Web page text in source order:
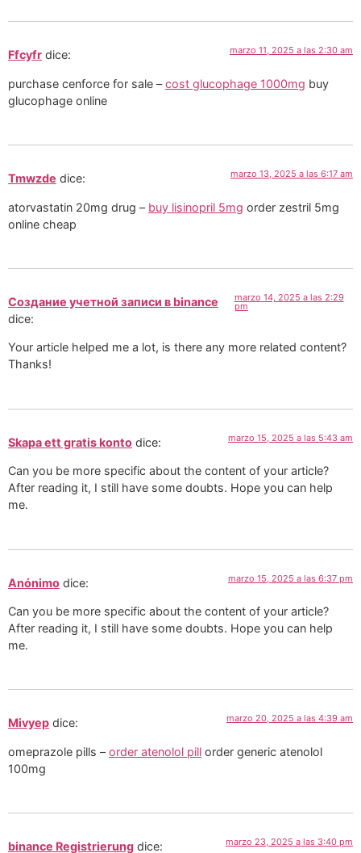
Ffcyfr dice: marzo 11, 2025 a las 2:30 am
purchase cenforce for sale –cost glucophage 1000mg buy
glucophage online
Tmwzde dice: marzo 13, 2025 a las 6:17 am
atorvastatin 20mg drug – buy lisinopril 5mg order zestril 5mg
online cheap
Создание учетной записи в binance
dice:
marzo 14, 2025 a las 2:29
pm
Your article helped me a lot, is there any more related content?
Thanks!
Skapa ett gratis konto dice: marzo 15, 2025 a las 5:43 am
Can you be more specific about the content of your article?
After reading it, I still have some doubts. Hope you can help
me.
Anónimo dice: marzo 15, 2025 a las 6:37 pm
Can you be more specific about the content of your article?
After reading it, I still have some doubts. Hope you can help
me.
Mivyep dice: marzo 20, 2025 a las 4:39 am
omeprazole pills –order atenolol pill order generic atenolol
100mg
binance Registrierung dice: marzo 23, 2025 a las 3:40 pm